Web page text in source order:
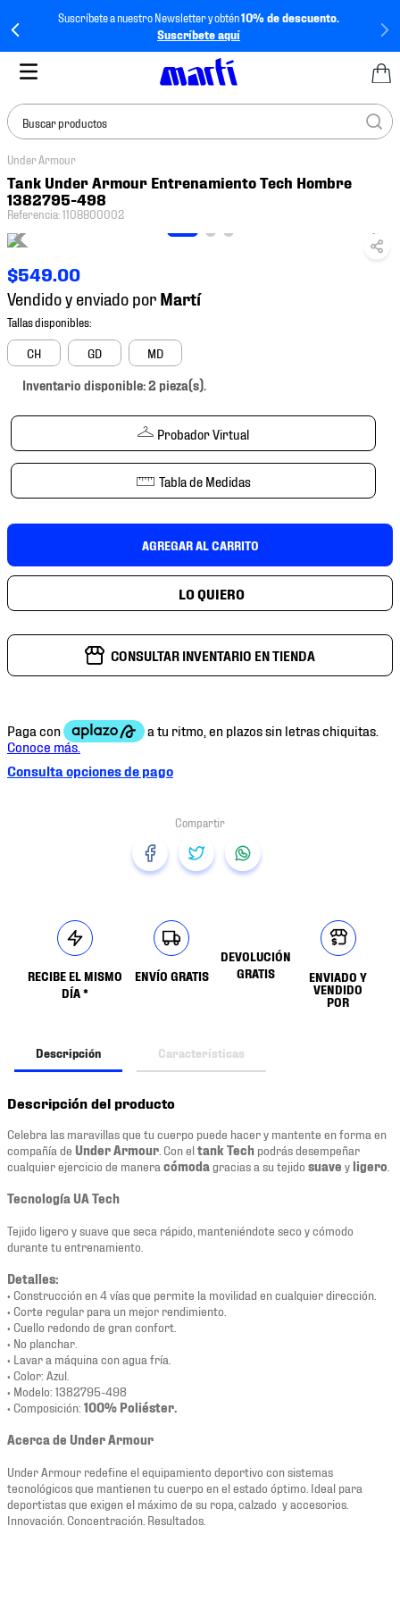
Suscríbete a nuestro Newsletter y obtén10% de descuento.
Suscríbete aquí
Buscar productos
Under Armour
Tank Under Armour Entrenamiento Tech Hombre
1382795-498
Referencia:1108800002
$549.00
Vendido y enviado por
CH GD MD
Inventario disponible: 2 pieza(s).
Probador Virtual
Tabla de Medidas
AGREGAR AL CARRITO
CONSULTAR INVENTARIO EN TIENDA
Consulta opciones de pago
RECIBE EL MISMO
DÍA *
ENVÍO GRATIS
DEVOLUCIÓN
GRATIS
ENVIADO Y
VENDIDO
POR
Descripción Características
Descripción del producto
Celebra las maravillas que tu cuerpo puede hacer y mantente en forma en
compañía de Under Armour . Con eltank Tech podrás desempeñar
cualquier ejercicio de manera cómoda gracias a su tejido suave yligero
Tecnología UA Tech
Tejido ligero y suave que seca rápido, manteniéndote seco y cómodo
durante tu entrenamiento.
Detalles:
• Construcción en 4 vías que permite la movilidad en cualquier dirección.
• Corte regular para un mejor rendimiento.
• Cuello redondo de gran confort.
• No planchar.
• Lavar a máquina con agua fría.
• Color: Azul.
• Modelo: 1382795-498
• Composición: 100% Poliéster.
Acerca de Under Armour
Under Armour redefine el equipamiento deportivo con sistemas
tecnológicos que mantienen tu cuerpo en el estado óptimo. Ideal para
deportistas que exigen el máximo de su ropa, calzado y accesorios.
Innovación. Concentración. Resultados.
TÉRMINOS MÁS
BUSCADOS
1.
tenis mujer
2.
3.
tenis
4
tenis futbol
jersey
6.
mochila
10. tenis nike